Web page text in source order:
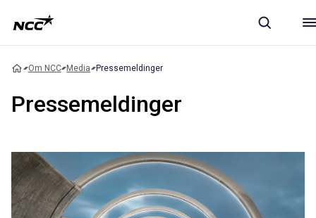
Om NCC Media Pressemeldinger
Pressemeldinger